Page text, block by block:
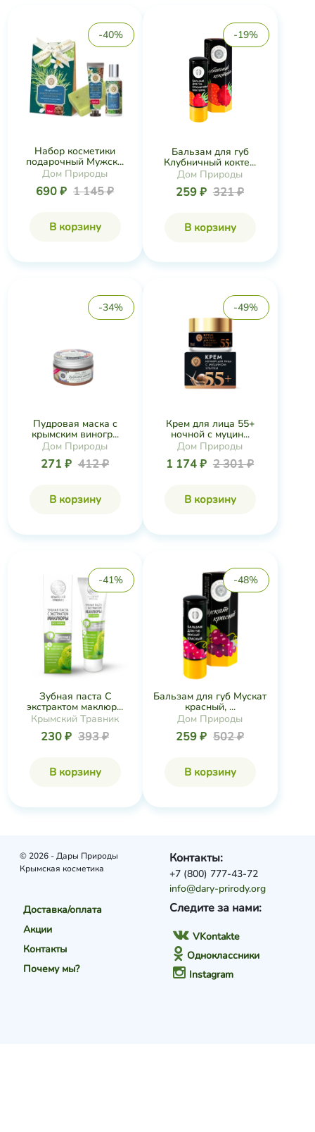
-40%
Набор косметики
подарочный Мужск...
Дом Природы
690 ₽ 1 145 ₽
В корзину
-19%
Бальзам для губ
Клубничный кокте...
Дом Природы
259 ₽ 321 ₽
В корзину
-34%
Пудровая маска с
крымским виногр...
Дом Природы
271 ₽ 412 ₽
В корзину
-49%
Крем для лица 55+
ночной с муцин...
Дом Природы
1 174 ₽ 2 301 ₽
В корзину
-41%
Зубная паста С
экстрактом маклюр...
Крымский Травник
230 ₽ 393 ₽
В корзину
-48%
Бальзам для губ Мускат
красный, ...
Дом Природы
259 ₽ 502 ₽
В корзину
© 2026 - Дары Природы
Крымская косметика
Доставка/оплата
Акции
Контакты
Почему мы?
Следите за нами:
VKontakte
Одноклассники
Instagram
Контакты:
+7 (800) 777-43-72
info@dary-prirody.org